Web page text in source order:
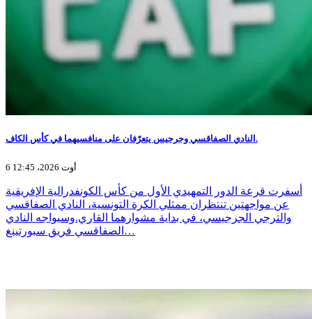
النادي الصفاقسي وجرجيس يتعرّفان على منافسيهما في كأس الكاف.
6 أوت 2026، 12:45
أسفرت قرعة الدور التمهيدي الأول من كأس الكونفدرالية الإفريقية
عن مواجهتين تنتظران ممثلي الكرة التونسية، النادي الصفاقسي
والترجي الجرجيسي، في بداية مشوارهما القاري.وسيواجه النادي
الصفاقسي فريق سبورتينغ…